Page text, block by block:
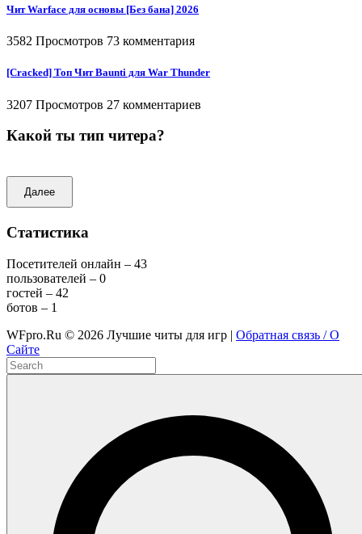
Чит Warface для основы [Без бана] 2026
3582 Просмотров 73 комментария
[Cracked] Топ Чит Baunti для War Thunder
3207 Просмотров 27 комментариев
Какой ты тип читера?
Далее
Статистика
Посетителей онлайн – 43
пользователей – 0
гостей – 42
ботов – 1
WFpro.Ru © 2026 Лучшие читы для игр | Обратная связь / О
Сайте